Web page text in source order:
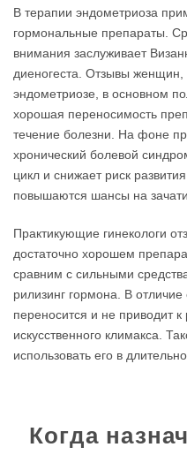
В терапии эндометриоза
гормональные препараты.
внимания заслуживает
диеногеста. Отзывы
эндометриозе, в основном
хорошая переносимость
течение болезни. На фоне
хронический болевой
цикл и снижает риск
повышаются шансы на
Практикующие гинекологи
достаточно хорошем
сравним с сильными
рилизинг гормона. В
переносится и не приводит
искусственного климакса.
использовать его в
Когда